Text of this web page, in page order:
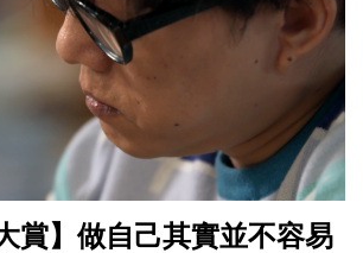
賞】做自己其實並不容易